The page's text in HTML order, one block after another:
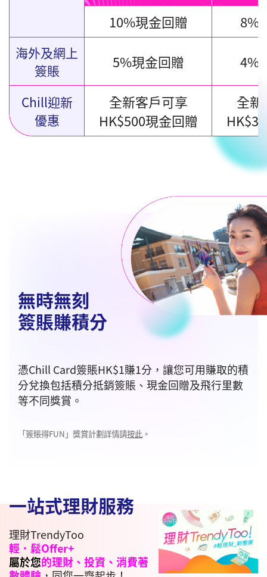
10%現金回贈 8%
海外及網上
簽賬
5%現金回贈 4%
Chill迎新
優惠
全新客戶可享
HK$500現金回贈
全
無時無刻
簽賬賺積分
憑Chill Card簽賬HK$1賺1分，讓您可用賺取的積
分兌換包括積分抵銷簽賬、現金回贈及飛行里數
等不同獎賞。
「簽賬得FUN」獎賞計劃詳情請按此 。
一站式理財服務
理財TrendyToo
輕．鬆Offer+
屬於您的理財、投資、消費著